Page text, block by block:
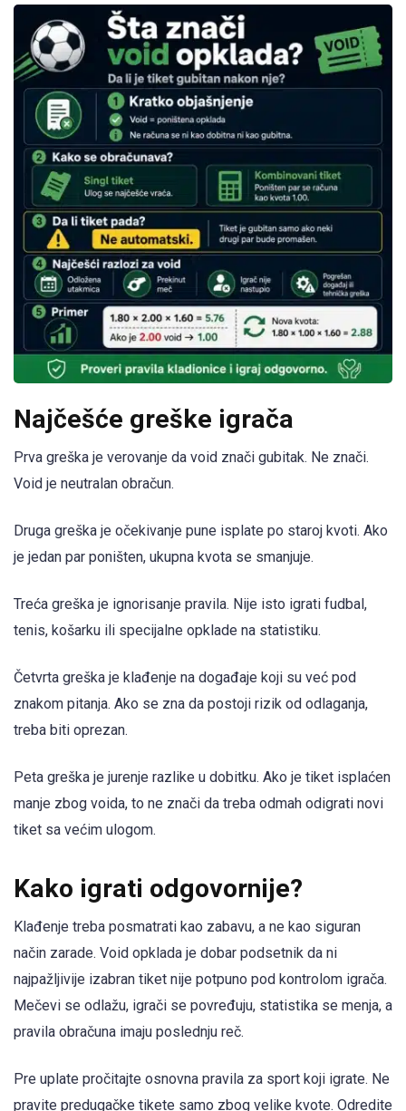
Najčešće greške igrača
Prva greška je verovanje da void znači gubitak. Ne znači.
Void je neutralan obračun.
Druga greška je očekivanje pune isplate po staroj kvoti. Ako
je jedan par poništen, ukupna kvota se smanjuje.
Treća greška je ignorisanje pravila. Nije isto igrati fudbal,
tenis, košarku ili specijalne opklade na statistiku.
Četvrta greška je klađenje na događaje koji su već pod
znakom pitanja. Ako se zna da postoji rizik od odlaganja,
treba biti oprezan.
Peta greška je jurenje razlike u dobitku. Ako je tiket isplaćen
manje zbog voida, to ne znači da treba odmah odigrati novi
tiket sa većim ulogom.
Kako igrati odgovornije?
Klađenje treba posmatrati kao zabavu, a ne kao siguran
način zarade. Void opklada je dobar podsetnik da ni
najpažljivije izabran tiket nije potpuno pod kontrolom igrača.
Mečevi se odlažu, igrači se povređuju, statistika se menja, a
pravila obračuna imaju poslednju reč.
Pre uplate pročitajte osnovna pravila za sport koji igrate. Ne
pravite predugačke tikete samo zbog velike kvote. Odredite